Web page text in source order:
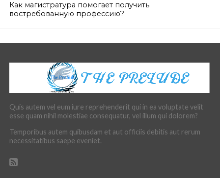
Как магистратура помогает получить
востребованную профессию?
Quis autem vel eum iure reprehenderit qui in ea voluptate velit
esse quam nihil molestiae consequatur, vel illum qui dolorem?
Temporibus autem quibusdam et aut officiis debitis aut rerum
necessitatibus saepe eveniet.